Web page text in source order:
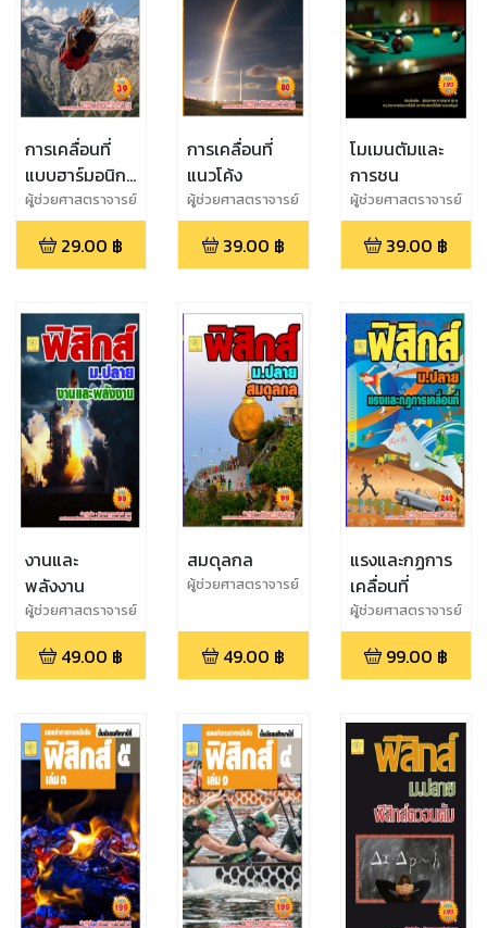
การเคลื่อนที่
แบบฮาร์มอนิกอ
ย่างง่าย
ผู้ช่วยศาสตราจารย์
สุชาติ สุภาพ
29.00 ฿
การเคลื่อนที่
แนวโค้ง
ผู้ช่วยศาสตราจารย์
สุชาติ สุภาพ
39.00 ฿
โมเมนตัมและ
การชน
ผู้ช่วยศาสตราจารย์
สุชาติ สุภาพ
39.00 ฿
งานและ
พลังงาน
ผู้ช่วยศาสตราจารย์
สุชาติ สุภาพ
49.00 ฿
สมดุลกล
ผู้ช่วยศาสตราจารย์
49.00 ฿
แรงและกฏการ
เคลื่อนที่
ผู้ช่วยศาสตราจารย์
สุชาติ สุภาพ
99.00 ฿